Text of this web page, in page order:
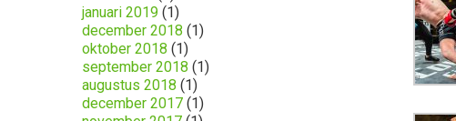
januari 2019 (1)
december 2018 (1)
oktober 2018 (1)
september 2018 (1)
augustus 2018 (1)
december 2017 (1)